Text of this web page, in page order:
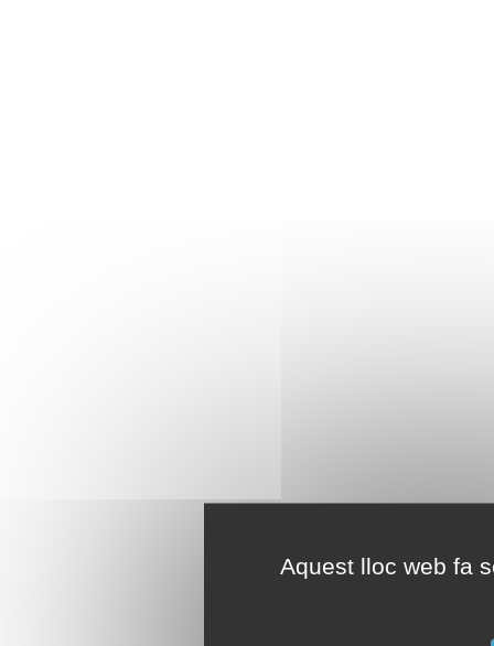
Aquest lloc web fa